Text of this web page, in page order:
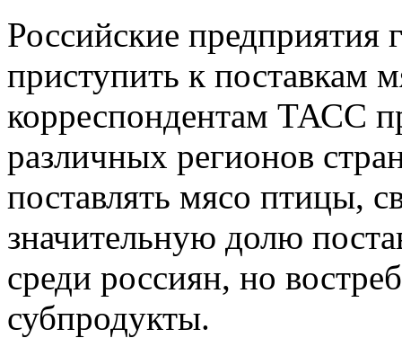
Российские
приступить к поставкам
корреспондентам ТАСС
различных регионов
поставлять мясо птицы,
значительную долю
среди россиян, но
субпродукты.